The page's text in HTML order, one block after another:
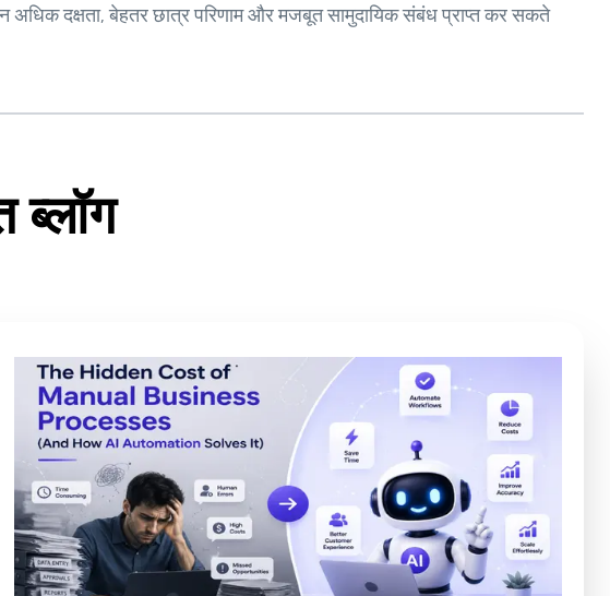
अधिक दक्षता, बेहतर छात्र परिणाम और मजबूत सामुदायिक संबंध प्राप्त कर सकते
ब्लॉग